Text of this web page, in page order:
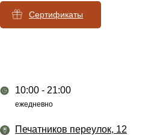
Печатников переулок, 12
Сертификаты
10:00 - 21:00
ежедневно